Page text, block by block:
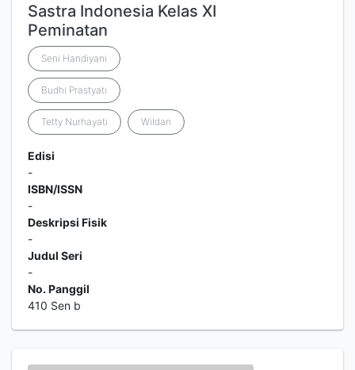
Sastra Indonesia Kelas XI
Peminatan
Seni Handiyani
Budhi Prastyati
Tetty Nurhayati Wildan
Edisi
-
ISBN/ISSN
-
Deskripsi Fisik
-
Judul Seri
-
No. Panggil
410 Sen b